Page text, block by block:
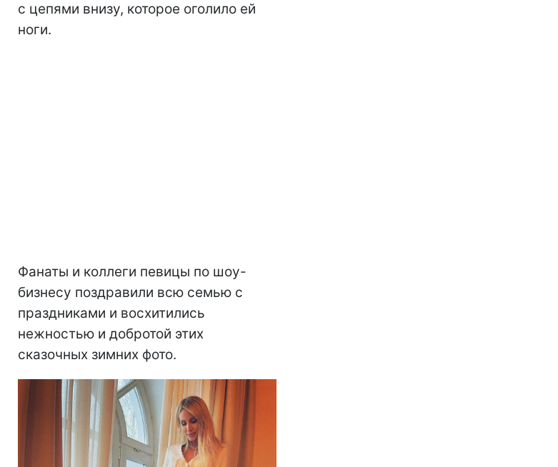
с цепями внизу, которое оголило ей
ноги.
Фанаты и коллеги певицы по шоу-
бизнесу поздравили всю семью с
праздниками и восхитились
нежностью и добротой этих
сказочных зимних фото.